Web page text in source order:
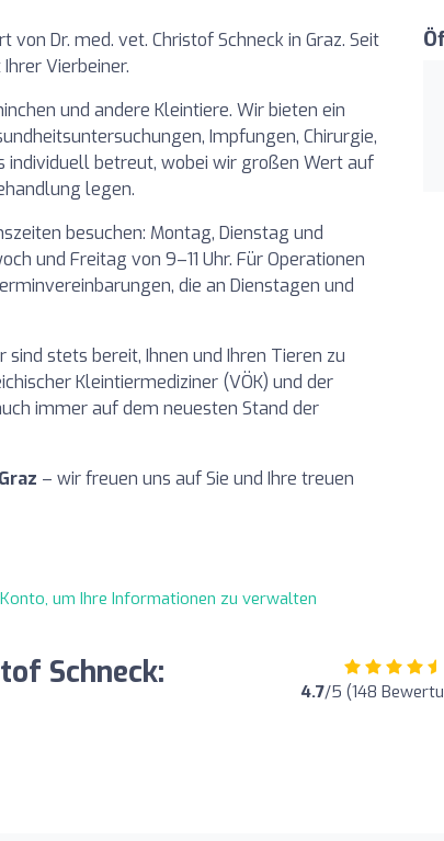
von Dr. med. vet. Christof Schneck in Graz. Seit
Vierbeiner.
und andere Kleintiere. Wir bieten ein
Impfungen, Chirurgie,
individuell betreut, wobei wir großen Wert auf
legen.
besuchen: Montag, Dienstag und
und Freitag von 9–11 Uhr. Für Operationen
die an Dienstagen und
stets bereit, Ihnen und Ihren Tieren zu
Kleintiermediziner (VÖK) und der
immer auf dem neuesten Stand der
– wir freuen uns auf Sie und Ihre treuen
um Ihre Informationen zu verwalten
Schneck:
4.7/5 (148